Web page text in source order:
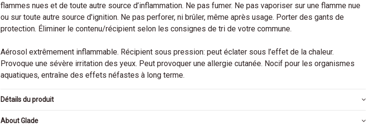
flammes nues et de toute autre source d’inflammation. Ne pas fumer. Ne pas vaporiser sur une flamme nue
ou sur toute autre source d'ignition. Ne pas perforer, ni brûler, même après usage. Porter des gants de
protection. Éliminer le contenu/récipient selon les consignes de tri de votre commune.
Aérosol extrêmement inflammable. Récipient sous pression: peut éclater sous l’effet de la chaleur.
Provoque une sévère irritation des yeux. Peut provoquer une allergie cutanée. Nocif pour les organismes
aquatiques, entraîne des effets néfastes à long terme.
Détails du produit
About Glade